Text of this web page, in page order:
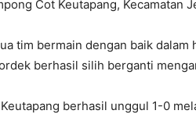
Cot Keutapang, Kecamatan
tim bermain dengan baik
berhasil silih berganti
berhasil unggul 1-0